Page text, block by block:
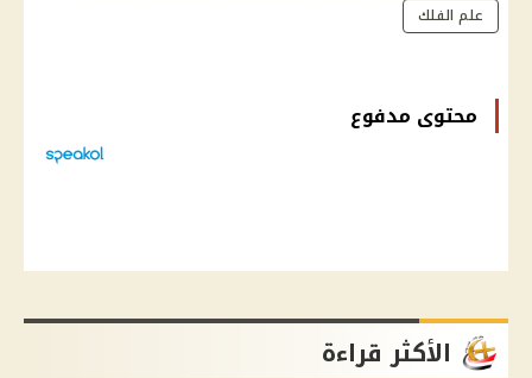
علم الفلك
محتوى مدفوع
الأكثر قراءة